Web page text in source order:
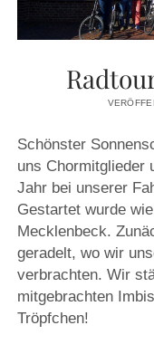
Schönster
uns Chormitglieder
Jahr bei unserer
Gestartet wurde
Mecklenbeck.
geradelt, wo wir
verbrachten. Wir
mitgebrachten
Tröpfchen!